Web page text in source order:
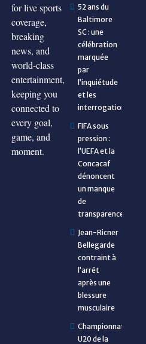
for live sports
coverage,
breaking
news, and
world-class
entertainment,
keeping you
connected to
every goal,
game, and
moment.
52 ans du
Baltimore
SC : une
célébration
marquée
par
l’inquiétude
et les
interrogations
FIFA sous
pression :
l’UEFA et la
Concacaf
dénoncent
un manque
de
transparence
Jean-Ricner
Bellegarde
contraint à
l’arrêt
après une
blessure
musculaire
Championnat
U20 de la